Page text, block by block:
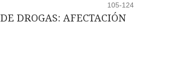
105-124
DROGAS: AFECTACIÓN